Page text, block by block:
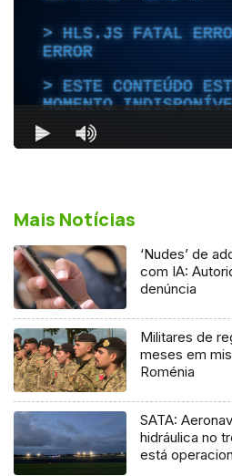
Mais Notícias
‘Nudes’ de
com IA:
denúncia
Militares de
meses em
Roménia
SATA:
hidráulica no
está